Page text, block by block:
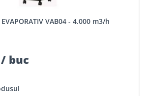
EVAPORATIV VAB04 - 4.000 m3/h
buc